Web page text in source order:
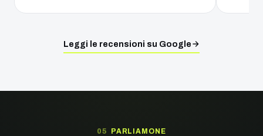
Leggi le recensioni su Google
PARLIAMONE